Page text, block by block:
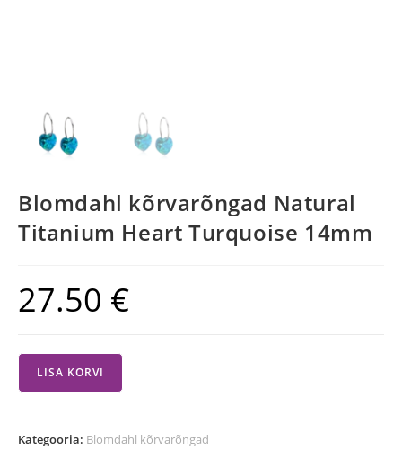
Blomdahl kõrvarõngad Natural
Titanium Heart Turquoise 14mm
27.50 €
LISA KORVI
Kategooria: Blomdahl kõrvarõngad